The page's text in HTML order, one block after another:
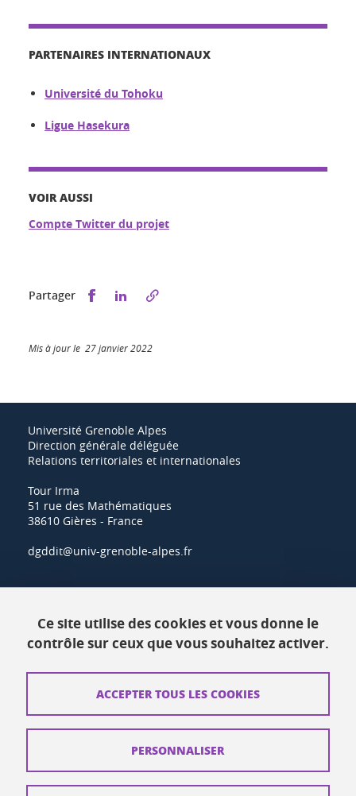
PARTENAIRES INTERNATIONAUX
Université du Tohoku
Ligue Hasekura
VOIR AUSSI
Compte Twitter du projet
Partager Partager sur Facebook
Partager sur LinkedIn
Mis à jour le 27 janvier 2022
Université Grenoble Alpes
Direction générale déléguée
Relations territoriales et internationales
Tour Irma
51 rue des Mathématiques
38610 Gières - France
dgddit@univ-grenoble-alpes.fr
Ressources
Contacts
Plans d'accès
Mentions légales
Ce site utilise des cookies et vous donne le
contrôle sur ceux que vous souhaitez activer.
ACCEPTER TOUS LES COOKIES
PERSONNALISER